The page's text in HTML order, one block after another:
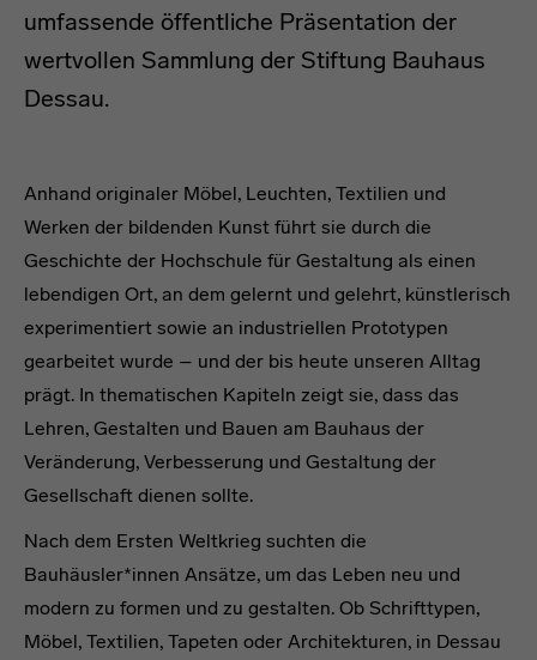
umfassende öffentliche Präsentation der
wertvollen Sammlung der Stiftung Bauhaus
Dessau.
headline
Anhand originaler Möbel, Leuchten, Textilien und
Werken der bildenden Kunst führt sie durch die
Geschichte der Hochschule für Gestaltung als einen
lebendigen Ort, an dem gelernt und gelehrt, künstlerisch
experimentiert sowie an industriellen Prototypen
gearbeitet wurde – und der bis heute unseren Alltag
prägt. In thematischen Kapiteln zeigt sie, dass das
Lehren, Gestalten und Bauen am Bauhaus der
Veränderung, Verbesserung und Gestaltung der
Gesellschaft dienen sollte.
Nach dem Ersten Weltkrieg suchten die
Bauhäusler*innen Ansätze, um das Leben neu und
modern zu formen und zu gestalten. Ob Schrifttypen,
Möbel, Textilien, Tapeten oder Architekturen, in Dessau